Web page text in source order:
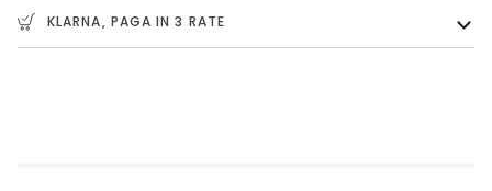
KLARNA, PAGA IN 3 RATE